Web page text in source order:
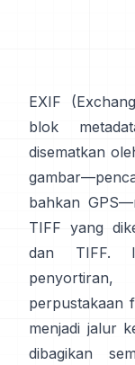
EXIF
blok
disematkan
bahkan
TIFF yang
dan TIFF.
perpustakaan
menjadi jalur
dibagikan